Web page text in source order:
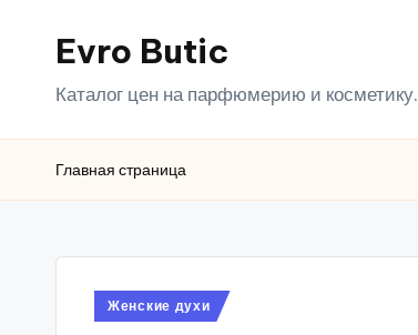
ПерейтиEvro Butic
Каталог цен на парфюмерию и косметику.
Главная страница
Опубликовано
Женские духи